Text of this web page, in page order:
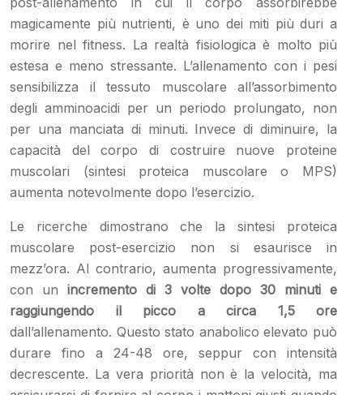
magicamente più nutrienti, è uno dei miti più duri a
morire nel fitness. La realtà fisiologica è molto più
estesa e meno stressante. L’allenamento con i pesi
sensibilizza il tessuto muscolare all’assorbimento
degli amminoacidi per un periodo prolungato, non
per una manciata di minuti. Invece di diminuire, la
capacità del corpo di costruire nuove proteine
muscolari (sintesi proteica muscolare o MPS)
aumenta notevolmente dopo l’esercizio.
Le ricerche dimostrano che la sintesi proteica
muscolare post-esercizio non si esaurisce in
mezz’ora. Al contrario, aumenta progressivamente,
con un incremento di 3 volte dopo 30 minuti e
raggiungendo il picco a circa 1,5 ore
dall’allenamento. Questo stato anabolico elevato può
durare fino a 24-48 ore, seppur con intensità
decrescente. La vera priorità non è la velocità, ma